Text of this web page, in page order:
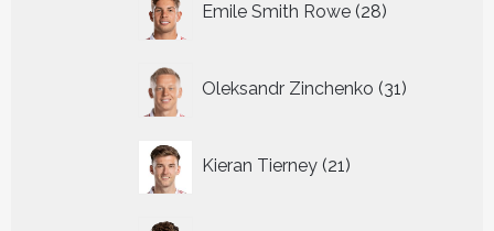
Emile Smith Rowe 28
producten
Oleksandr Zinchenko 31
producten
Kieran Tierney 21
producten